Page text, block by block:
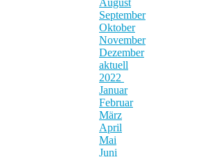
September
Oktober
November
Dezember
aktuell
2022
Januar
Februar
März
April
Mai
Juni